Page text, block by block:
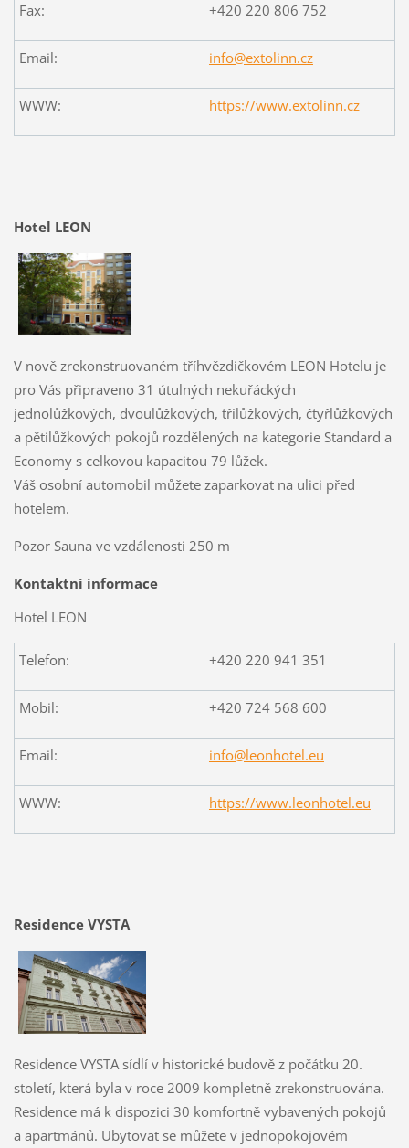
Fax: +420 220 806 752
Email: info@extolinn.cz
WWW: https://www.extolinn.cz
Hotel LEON
V nově zrekonstruovaném tříhvězdičkovém LEON Hotelu je
pro Vás připraveno 31 útulných nekuřáckých
jednolůžkových, dvoulůžkových, třílůžkových, čtyřlůžkových
a pětilůžkových pokojů rozdělených na kategorie Standard a
Economy s celkovou kapacitou 79 lůžek.
Váš osobní automobil můžete zaparkovat na ulici před
hotelem.
Pozor Sauna ve vzdálenosti 250 m
Kontaktní informace
Hotel LEON
Telefon: +420 220 941 351
Mobil: +420 724 568 600
Email: info@leonhotel.eu
WWW: https://www.leonhotel.eu
Residence VYSTA
Residence VYSTA sídlí v historické budově z počátku 20.
století, která byla v roce 2009 kompletně zrekonstruována.
Residence má k dispozici 30 komfortně vybavených pokojů
a apartmánů. Ubytovat se můžete v jednopokojovém